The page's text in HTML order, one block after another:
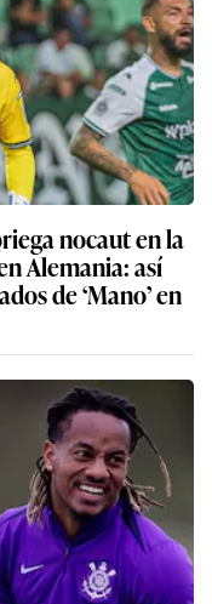
nocaut en la
Alemania: así
de ‘Mano’ en